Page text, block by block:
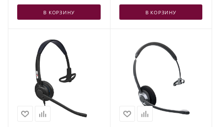
В КОРЗИНУ В КОРЗИНУ